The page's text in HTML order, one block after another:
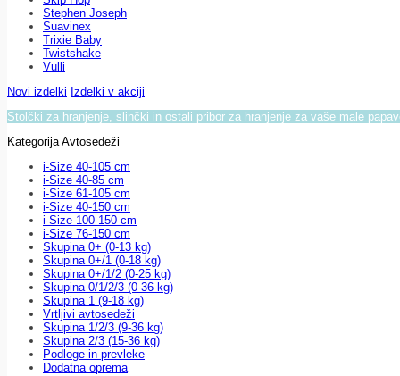
Stephen Joseph
Suavinex
Trixie Baby
Twistshake
Vulli
Novi izdelki Izdelki v akciji
Stolčki za hranjenje, slinčki in ostali pribor za hranjenje za vaše male
Kategorija Avtosedeži
i-Size 40-105 cm
i-Size 40-85 cm
i-Size 61-105 cm
i-Size 40-150 cm
i-Size 100-150 cm
i-Size 76-150 cm
Skupina 0+ (0-13 kg)
Skupina 0+/1 (0-18 kg)
Skupina 0+/1/2 (0-25 kg)
Skupina 0/1/2/3 (0-36 kg)
Skupina 1 (9-18 kg)
Vrtljivi avtosedeži
Skupina 1/2/3 (9-36 kg)
Skupina 2/3 (15-36 kg)
Podloge in prevleke
Dodatna oprema